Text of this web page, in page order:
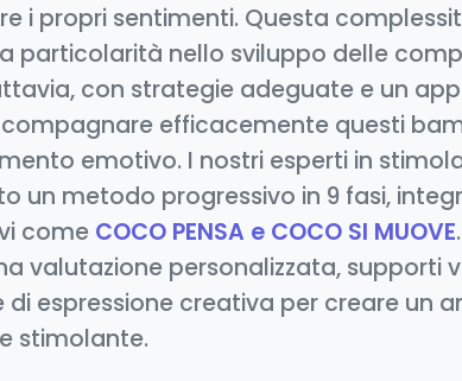
i propri sentimenti. Questa
particolarità nello sviluppo delle
con strategie adeguate e un
efficacemente questi
emotivo. I nostri esperti in
un metodo progressivo in 9 fasi,
come COCO PENSA e COCO SI MUOVE
valutazione personalizzata, supporti
espressione creativa per creare un
stimolante.